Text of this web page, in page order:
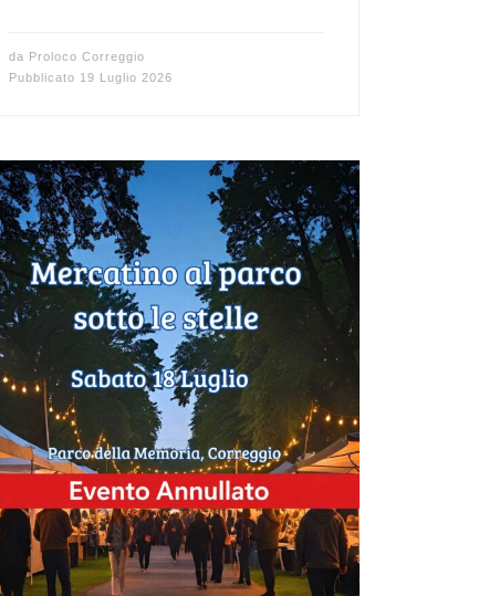
da Proloco Correggio
Pubblicato 19 Luglio 2026